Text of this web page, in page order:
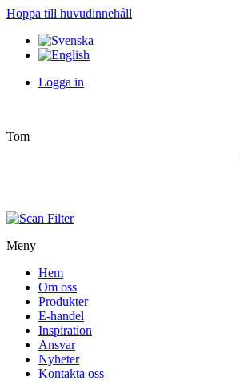
Hoppa till huvudinnehåll
Logga in
Tom
Meny
Hem
Om oss
Produkter
E-handel
Inspiration
Ansvar
Nyheter
Kontakta oss